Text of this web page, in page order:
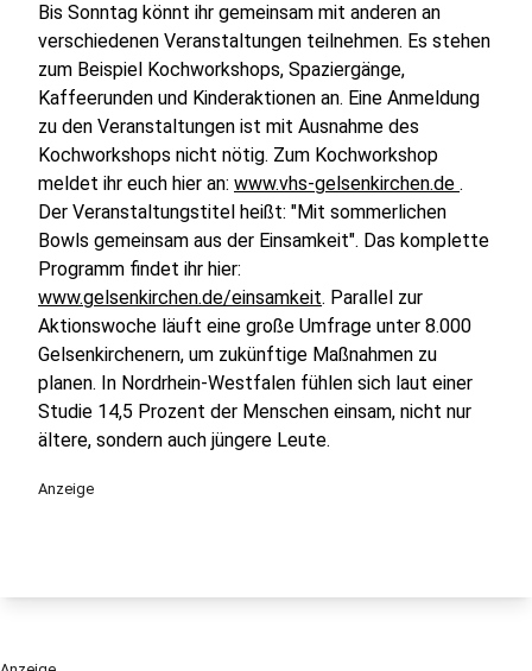
Bis Sonntag könnt ihr gemeinsam mit anderen an
verschiedenen Veranstaltungen teilnehmen. Es stehen
zum Beispiel Kochworkshops, Spaziergänge,
Kaffeerunden und Kinderaktionen an. Eine Anmeldung
zu den Veranstaltungen ist mit Ausnahme des
Kochworkshops nicht nötig. Zum Kochworkshop
meldet ihr euch hier an: www.vhs-gelsenkirchen.de .
Der Veranstaltungstitel heißt: "Mit sommerlichen
Bowls gemeinsam aus der Einsamkeit". Das komplette
Programm findet ihr hier:
www.gelsenkirchen.de/einsamkeit. Parallel zur
Aktionswoche läuft eine große Umfrage unter 8.000
Gelsenkirchenern, um zukünftige Maßnahmen zu
planen. In Nordrhein-Westfalen fühlen sich laut einer
Studie 14,5 Prozent der Menschen einsam, nicht nur
ältere, sondern auch jüngere Leute.
Anzeige